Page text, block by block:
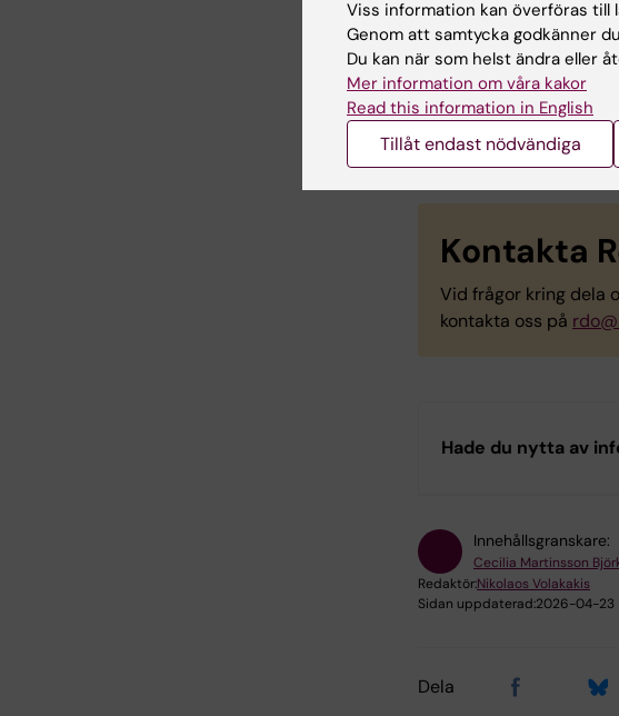
Links
Licencer -
Personuppgifter i
Kontakta
Vid frågor kring dela
kontakta oss på
Hade du nytta av
Innehållsgranskare:
Cecilia Martinsson
Redaktör:Nikolaos Volakakis
Sidan uppdaterad:2026-04-23
Dela
Viss information kan överföras till
Genom att samtycka godkänner
Du kan när som helst ändra eller
Mer information om våra kakor
Read this information in English
Tillåt endast nödvändiga